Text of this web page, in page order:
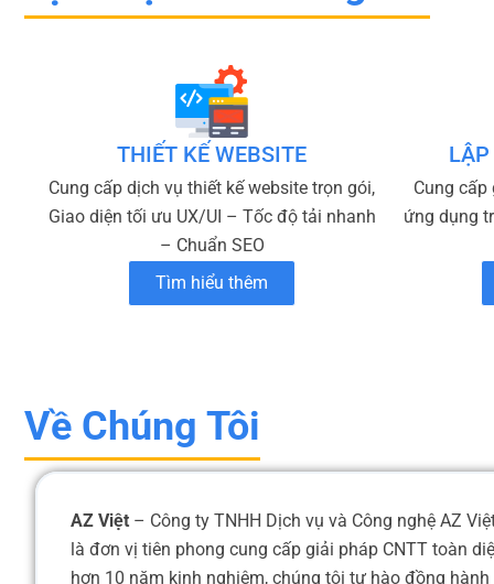
THIẾT KẾ WEBSITE
Cung cấp dịch vụ thiết kế website trọn gói,
Giao diện tối ưu UX/UI – Tốc độ tải nhanh
– Chuẩn SEO
Tìm hiểu thêm
Cung cấp
ứng dụng
Về Chúng Tôi
AZ Việt – Công ty TNHH Dịch vụ và Công nghệ AZ
là đơn vị tiên phong cung cấp giải pháp CNTT toàn
hơn 10 năm kinh nghiệm, chúng tôi tự hào đồng